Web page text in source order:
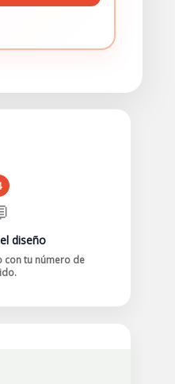
diseño
con tu número de